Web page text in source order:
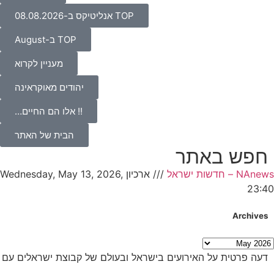
TOP אנליטיקס ב-08.08.2026
TOP ב-August
מעניין לקרוא
יהודים מאוקראינה
!! אלו הם החיים…
הבית של האתר
חפש באתר
NAnews – חדשות ישראל ///
ארכיון Wednesday, May 13, 2026,
23:40
Archives
דעה פרטית על האירועים בישראל ובעולם של קבוצת ישראלים עם